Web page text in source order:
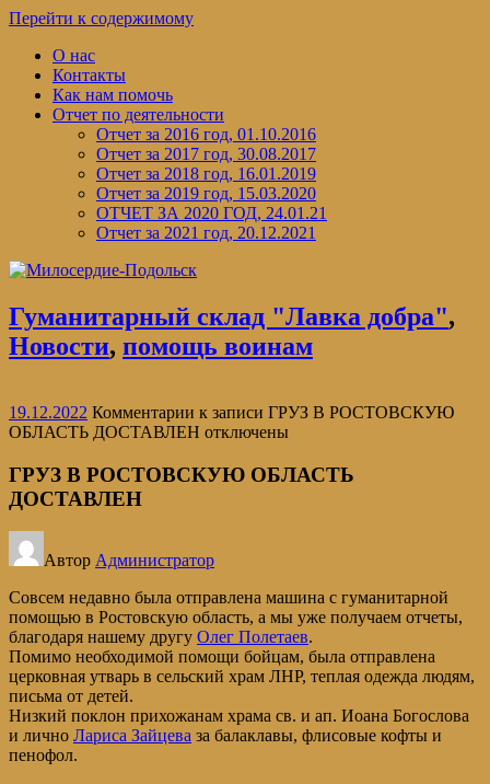
Перейти к содержимому
О нас
Контакты
Как нам помочь
Отчет по деятельности
Отчет за 2016 год, 01.10.2016
Отчет за 2017 год, 30.08.2017
Отчет за 2018 год, 16.01.2019
Отчет за 2019 год, 15.03.2020
ОТЧЕТ ЗА 2020 ГОД, 24.01.21
Отчет за 2021 год, 20.12.2021
Гуманитарный склад "Лавка добра",
Новости, помощь воинам
19.12.2022 Комментарии к записи ГРУЗ В РОСТОВСКУЮ
ОБЛАСТЬ ДОСТАВЛЕН отключены
ГРУЗ В РОСТОВСКУЮ ОБЛАСТЬ
ДОСТАВЛЕН
Автор Администратор
Совсем недавно была отправлена машина с гуманитарной
помощью в Ростовскую область, а мы уже получаем отчеты,
благодаря нашему другу Олег Полетаев.
Помимо необходимой помощи бойцам, была отправлена
церковная утварь в сельский храм ЛНР, теплая одежда людям,
письма от детей.
Низкий поклон прихожанам храма св. и ап. Иоана Богослова
и лично Лариса Зайцева за балаклавы, флисовые кофты и
пенофол.